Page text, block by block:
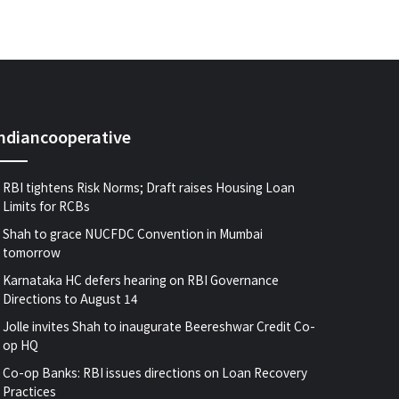
RBI tightens Risk Norms; Draft raises Housing Loan
Limits for RCBs
Shah to grace NUCFDC Convention in Mumbai
tomorrow
Karnataka HC defers hearing on RBI Governance
Directions to August 14
Jolle invites Shah to inaugurate Beereshwar Credit Co-
op HQ
Co-op Banks: RBI issues directions on Loan Recovery
Practices